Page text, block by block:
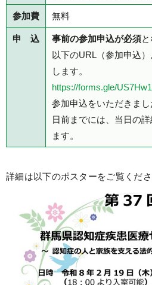
参加費 無料
申 込 事前の参加申込が必須と
以下のURL（参加申込
します。
https://forms.gle/
参加申込をいただきま
日前までには、当日の詳
ます。
詳細は以下のポスターをご覧くださ